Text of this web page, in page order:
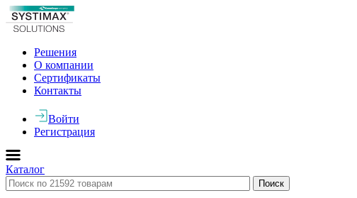
Решения
О компании
Сертификаты
Контакты
Войти
Регистрация
Каталог